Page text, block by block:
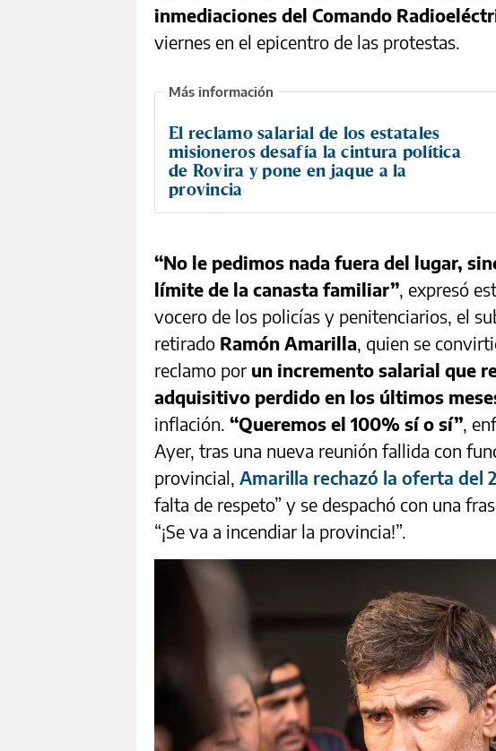
inmediaciones del Comando
viernes en el epicentro de las protestas.
El reclamo salarial de los estatales
misioneros desafía la cintura política
de Rovira y pone en jaque a la
provincia
“No le pedimos nada fuera del lugar,
límite de la canasta familiar”, expresó
vocero de los policías y penitenciarios, el
retirado Ramón Amarilla, quien se
reclamo por un incremento salarial que
adquisitivo perdido en los últimos
inflación. “Queremos el 100% sí o sí”,
Ayer, tras una nueva reunión fallida con
provincial, Amarilla rechazó la oferta del
falta de respeto” y se despachó con una
“¡Se va a incendiar la provincia!”.